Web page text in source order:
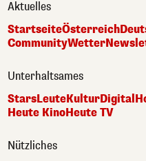
Aktuelles
StartseiteÖsterreich
CommunityWetter
Unterhaltsames
StarsLeuteKulturDigital
Heute KinoHeute TV
Nützliches